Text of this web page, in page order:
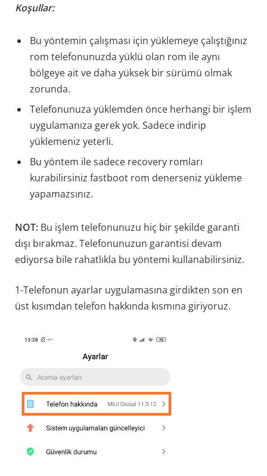
Koşullar:
Bu yöntemin çalışması için yüklemeye çalıştığınız
rom telefonunuzda yüklü olan rom ile aynı
bölgeye ait ve daha yüksek bir sürümü olmak
zorunda.
Telefonunuza yüklemden önce herhangi bir işlem
uygulamanıza gerek yok. Sadece indirip
yüklemeniz yeterli.
Bu yöntem ile sadece recovery romları
kurabilirsiniz fastboot rom denerseniz yükleme
yapamazsınız.
NOT: Bu işlem telefonunuzu hiç bir şekilde garanti
dışı bırakmaz. Telefonunuzun garantisi devam
ediyorsa bile rahatlıkla bu yöntemi kullanabilirsiniz.
1-Telefonun ayarlar uygulamasına girdikten son en
üst kısımdan telefon hakkında kısmına giriyoruz.